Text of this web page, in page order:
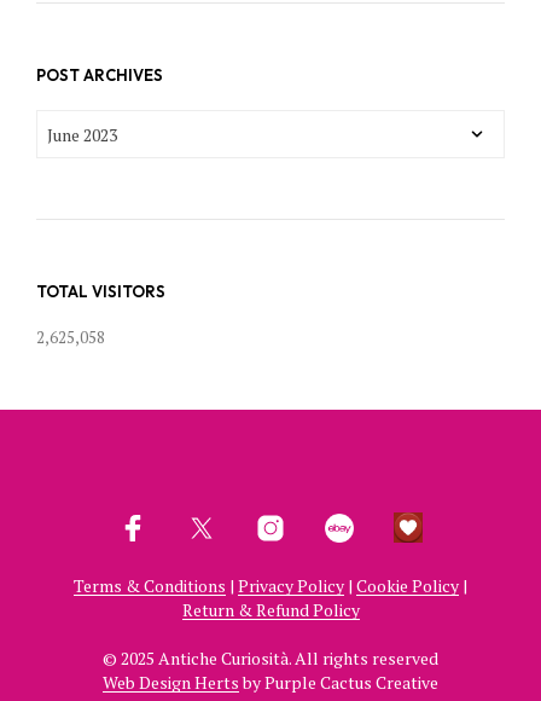
POST ARCHIVES
POST
TOTAL VISITORS
2,625,058
Terms & Conditions | Privacy Policy | Cookie Policy |
Return & Refund Policy
© 2025 Antiche Curiosità. All rights reserved
Web Design Hertsby Purple Cactus Creative